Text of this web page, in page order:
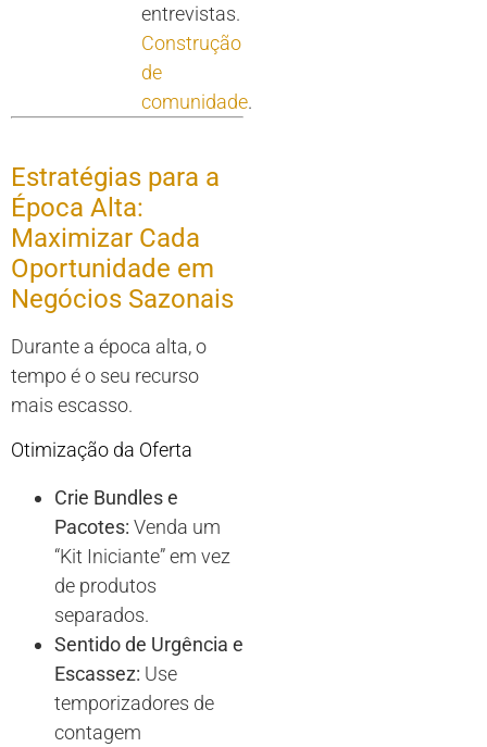
entrevistas.
Construção
de
comunidade.
Estratégias para a
Época Alta:
Maximizar Cada
Oportunidade em
Negócios Sazonais
Durante a época alta, o
tempo é o seu recurso
mais escasso.
Otimização da Oferta
Crie Bundles e
Pacotes: Venda um
“Kit Iniciante” em vez
de produtos
separados.
Sentido de Urgência e
Escassez: Use
temporizadores de
contagem